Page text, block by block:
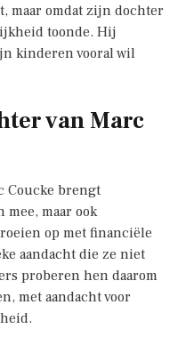
maar omdat zijn dochter
toonde. Hij
kinderen vooral wil
van Marc
Coucke brengt
maar ook
op met financiële
aandacht die ze niet
proberen hen daarom
met aandacht voor